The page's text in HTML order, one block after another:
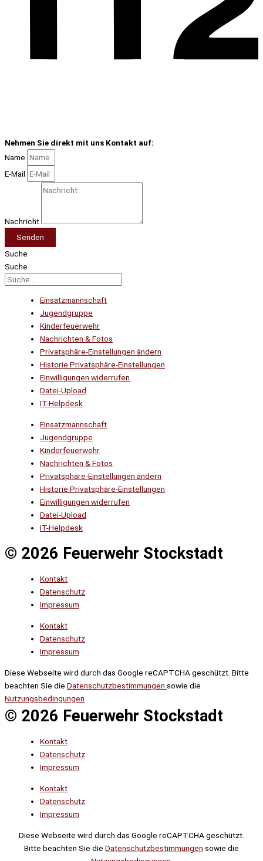
Nehmen Sie direkt mit uns Kontakt auf:
Name
E-Mail
Nachricht
Senden
Suche
Suche
Einsatzmannschaft
Jugendgruppe
Kinderfeuerwehr
Nachrichten & Fotos
Privatsphäre-Einstellungen ändern
Historie Privatsphäre-Einstellungen
Einwilligungen widerrufen
Datei-Upload
IT-Helpdesk
Einsatzmannschaft
Jugendgruppe
Kinderfeuerwehr
Nachrichten & Fotos
Privatsphäre-Einstellungen ändern
Historie Privatsphäre-Einstellungen
Einwilligungen widerrufen
Datei-Upload
IT-Helpdesk
© 2026 Feuerwehr Stockstadt
Kontakt
Datenschutz
Impressum
Kontakt
Datenschutz
Impressum
Diese Webseite wird durch das Google reCAPTCHA geschützt. Bitte
beachten Sie die Datenschutzbestimmungen sowie die
Nutzungsbedingungen
© 2026 Feuerwehr Stockstadt
Kontakt
Datenschutz
Impressum
Kontakt
Datenschutz
Impressum
Diese Webseite wird durch das Google reCAPTCHA geschützt.
Bitte beachten Sie die Datenschutzbestimmungen sowie die